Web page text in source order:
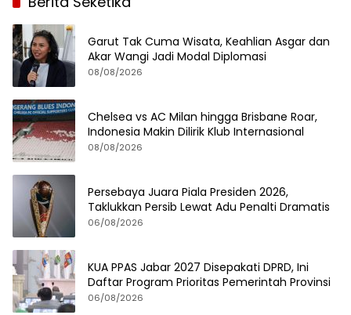
Garut Tak Cuma Wisata, Keahlian Asgar dan
Akar Wangi Jadi Modal Diplomasi
08/08/2026
Chelsea vs AC Milan hingga Brisbane Roar,
Indonesia Makin Dilirik Klub Internasional
08/08/2026
Persebaya Juara Piala Presiden 2026,
Taklukkan Persib Lewat Adu Penalti Dramatis
06/08/2026
KUA PPAS Jabar 2027 Disepakati DPRD, Ini
Daftar Program Prioritas Pemerintah Provinsi
06/08/2026